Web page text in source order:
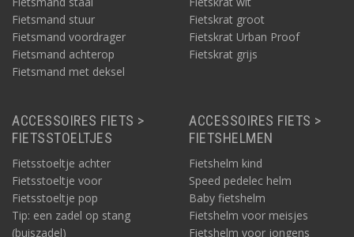
Fietsmand stuur
Fietsmand voordrager
Fietsmand achterop
Fietsmand met deksel
Fietskrat groot
Fietskrat Urban Proof
Fietskrat grijs
ACCESSOIRES FIETS >
FIETSSTOELTJES
Fietsstoeltje achter
Fietsstoeltje voor
Fietsstoeltje pop
Tip: een zadel op stang
(buiszadel)
ACCESSOIRES FIETS >
FIETSHELMEN
Fietshelm kind
Speed pedelec helm
Baby fietshelm
Fietshelm voor meisjes
Fietshelm voor jongens